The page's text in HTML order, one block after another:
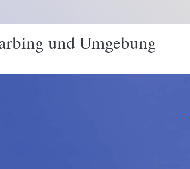
und Umgebung